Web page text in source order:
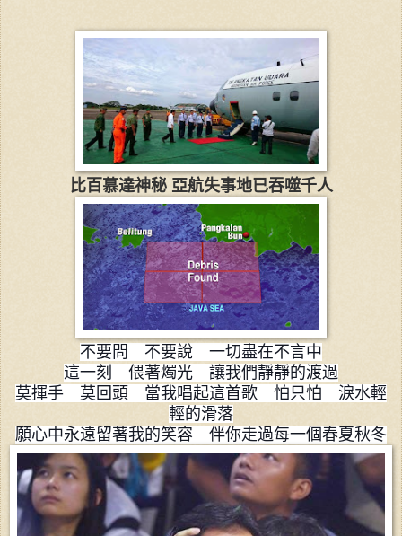
比百慕達神秘 亞航失事地已吞噬千人
不要問 不要說 一切盡在不言中
這一刻 偎著燭光 讓我們靜靜的渡過
莫揮手 莫回頭 當我唱起這首歌 怕只怕 淚水輕
輕的滑落
願心中永遠留著我的笑容 伴你走過每一個春夏秋冬